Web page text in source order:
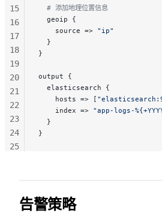
  # 添加地理位置信息
  geoip {
    source =>
"ip"
  }
}
output {
  elasticsearch {
    hosts => [
    index =>
"app-logs-
  }
}
15
16
17
18
19
20
21
22
23
24
25
告警策略